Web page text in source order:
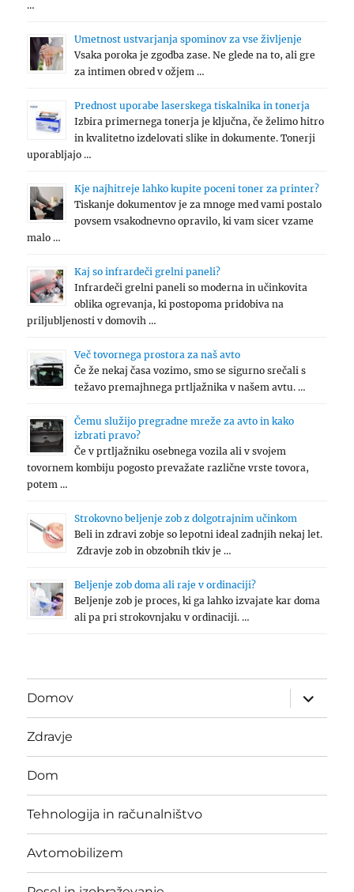
…
Umetnost ustvarjanja spominov za vse življenje
Vsaka poroka je zgodba zase. Ne glede na to, ali gre
za intimen obred v ožjem …
Prednost uporabe laserskega tiskalnika in tonerja
Izbira primernega tonerja je ključna, če želimo hitro
in kvalitetno izdelovati slike in dokumente. Tonerji
uporabljajo …
Kje najhitreje lahko kupite poceni toner za printer?
Tiskanje dokumentov je za mnoge med vami postalo
povsem vsakodnevno opravilo, ki vam sicer vzame
malo …
Kaj so infrardeči grelni paneli?
Infrardeči grelni paneli so moderna in učinkovita
oblika ogrevanja, ki postopoma pridobiva na
priljubljenosti v domovih …
Več tovornega prostora za naš avto
Če že nekaj časa vozimo, smo se sigurno srečali s
težavo premajhnega prtljažnika v našem avtu. …
Čemu služijo pregradne mreže za avto in kako
izbrati pravo?
Če v prtljažniku osebnega vozila ali v svojem
tovornem kombiju pogosto prevažate različne vrste tovora,
potem …
Strokovno beljenje zob z dolgotrajnim učinkom
Beli in zdravi zobje so lepotni ideal zadnjih nekaj let.
Zdravje zob in obzobnih tkiv je …
Beljenje zob doma ali raje v ordinaciji?
Beljenje zob je proces, ki ga lahko izvajate kar doma
ali pa pri strokovnjaku v ordinaciji. …
Domov
expand
child
menu
Zdravje
Dom
Tehnologija in računalništvo
Avtomobilizem